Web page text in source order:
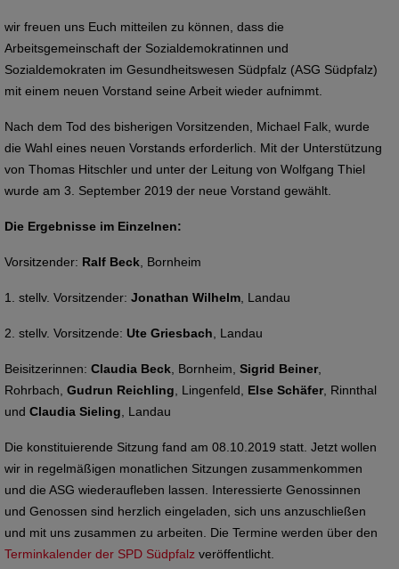
wir freuen uns Euch mitteilen zu können, dass die
Arbeitsgemeinschaft der Sozialdemokratinnen und
Sozialdemokraten im Gesundheitswesen Südpfalz (ASG Südpfalz)
mit einem neuen Vorstand seine Arbeit wieder aufnimmt.
Nach dem Tod des bisherigen Vorsitzenden, Michael Falk, wurde
die Wahl eines neuen Vorstands erforderlich. Mit der Unterstützung
von Thomas Hitschler und unter der Leitung von Wolfgang Thiel
wurde am 3. September 2019 der neue Vorstand gewählt.
Die Ergebnisse im Einzelnen:
Vorsitzender: Ralf Beck , Bornheim
1. stellv. Vorsitzender: Jonathan Wilhelm , Landau
2. stellv. Vorsitzende: Ute Griesbach , Landau
Beisitzerinnen: Claudia Beck , Bornheim, Sigrid Beiner,
Rohrbach, Gudrun Reichling , Lingenfeld, Else Schäfer, Rinnthal
und Claudia Sieling , Landau
Die konstituierende Sitzung fand am 08.10.2019 statt. Jetzt wollen
wir in regelmäßigen monatlichen Sitzungen zusammenkommen
und die ASG wiederaufleben lassen. Interessierte Genossinnen
und Genossen sind herzlich eingeladen, sich uns anzuschließen
und mit uns zusammen zu arbeiten. Die Termine werden über den
Terminkalender der SPD Südpfalz veröffentlicht.